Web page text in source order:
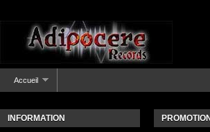
Accueil
INFORMATION